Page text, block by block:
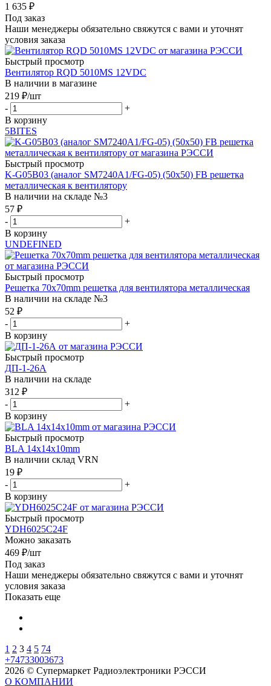
1 635 ₽
Под заказ
Наши менеджеры обязательно свяжутся с вами и уточнят
условия заказа
Быстрый просмотр
Вентилятор RQD 5010MS 12VDC
В наличии в магазине
219 ₽/шт
-
+
В корзину
5BITES
Быстрый просмотр
K-G05B03 (аналог SM7240A1/FG-05) (50x50) FB решетка
металлическая к вентилятору
В наличии на складе №3
57 ₽
-
+
В корзину
UNDEFINED
Быстрый просмотр
Решетка 70х70mm решетка для вентилятора металлическая
В наличии на складе №3
52 ₽
-
+
В корзину
Быстрый просмотр
ДП-1-26А
В наличии на складе
312 ₽
-
+
В корзину
Быстрый просмотр
BLA 14x14x10mm
В наличии склад VRN
19 ₽
-
+
В корзину
Быстрый просмотр
YDH6025C24F
Можно заказать
469 ₽/шт
Под заказ
Наши менеджеры обязательно свяжутся с вами и уточнят
условия заказа
Показать еще
1 2 3 4 5 74
+74733003673
2026 © Супермаркет Радиоэлектроники РЭССИ
О КОМПАНИИ